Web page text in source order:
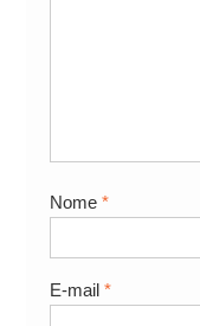
Nome *
E-mail *